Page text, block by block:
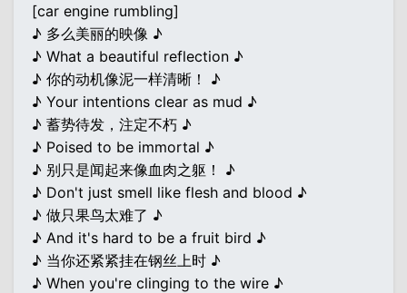
[car engine rumbling]
♪ 多么美丽的映像 ♪
♪ What a beautiful reflection ♪
♪ 你的动机像泥一样清晰！ ♪
♪ Your intentions clear as mud ♪
♪ 蓄势待发，注定不朽 ♪
♪ Poised to be immortal ♪
♪ 别只是闻起来像血肉之躯！ ♪
♪ Don't just smell like flesh and blood ♪
♪ 做只果鸟太难了 ♪
♪ And it's hard to be a fruit bird ♪
♪ 当你还紧紧挂在钢丝上时 ♪
♪ When you're clinging to the wire ♪